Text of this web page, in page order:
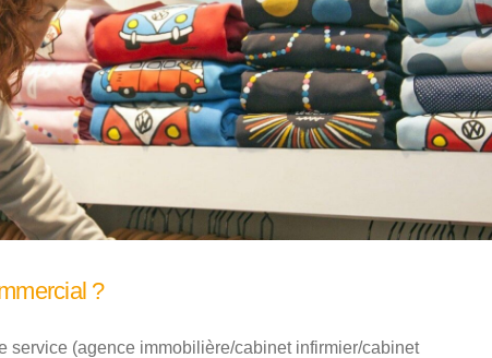
?
service (agence immobilière/cabinet infirmier/cabinet